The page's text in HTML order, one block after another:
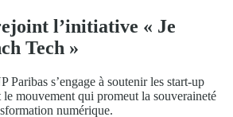
l’initiative « Je
Tech »
Paribas s’engage à soutenir les start-up
mouvement qui promeut la souveraineté
numérique.